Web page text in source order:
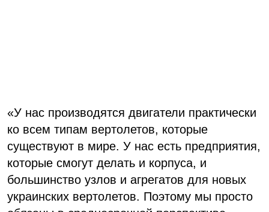
«У нас производятся двигатели практически
ко всем типам вертолетов, которые
существуют в мире. У нас есть предприятия,
которые смогут делать и корпуса, и
большинство узлов и агрегатов для новых
украинских вертолетов. Поэтому мы просто